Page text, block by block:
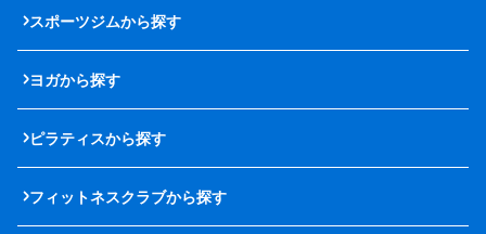
スポーツジムから探す
ヨガから探す
ピラティスから探す
フィットネスクラブから探す